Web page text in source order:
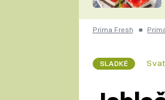
Prima Fresh ■
SLADKÉ